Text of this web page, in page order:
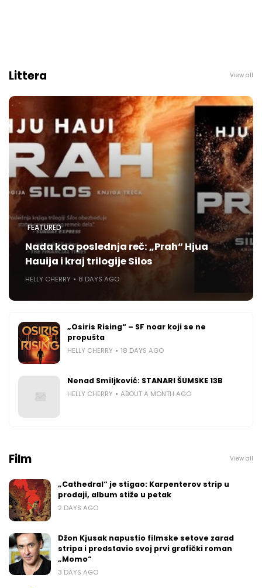
Littera View all
FEATURED
Nada kao poslednja reč: „Prah“ Hjua
Hauija i kraj trilogije Silos
HELLY CHERRY 8 DAYS AGO
„Osiris Rising“ – SF noar koji se ne
propušta
HELLY CHERRY 18 DAYS AGO
Nenad Smiljković: STANARI ŠUMSKE 13B
HELLY CHERRY ABOUT A MONTH AGO
Film View all
„Cathedral“ je stigao: Karpenterov strip u
prodaji, album stiže u petak
2 DAYS AGO
Džon Kjusak napustio filmske setove zarad
stripa i predstavio svoj prvi grafički roman
„Momo“
3 DAYS AGO